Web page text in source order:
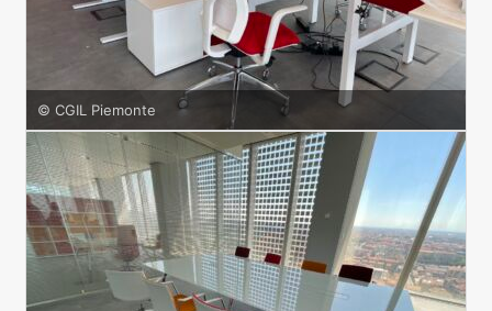
© CGIL Piemonte